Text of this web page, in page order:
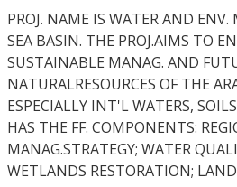
PROJ. NAME IS WATER AND
SEA BASIN. THE PROJ.AIMS TO
SUSTAINABLE MANAG. AND
NATURALRESOURCES OF THE
ESPECIALLY INT'L WATERS,
HAS THE FF. COMPONENTS:
MANAG.STRATEGY; WATER
WETLANDS RESTORATION;